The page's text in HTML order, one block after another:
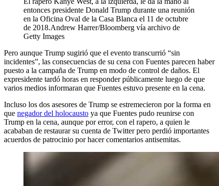
entonces presidente Donald Trump durante una reunión
en la Oficina Oval de la Casa Blanca el 11 de octubre
de 2018.Andrew Harrer/Bloomberg vía archivo de
Getty Images
Pero aunque Trump sugirió que el evento transcurrió “sin
incidentes”, las consecuencias de su cena con Fuentes parecen haber
puesto a la campaña de Trump en modo de control de daños. El
expresidente tardó horas en responder públicamente luego de que
varios medios informaran que Fuentes estuvo presente en la cena.
Incluso los dos asesores de Trump se estremecieron por la forma en
que negador del holocausto ya que Fuentes pudo reunirse con
Trump en la cena, aunque por error, con el rapero, a quien le
acababan de restaurar su cuenta de Twitter pero perdió importantes
acuerdos de patrocinio por hacer comentarios antisemitas.